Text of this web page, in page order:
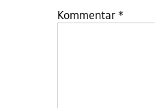
Kommentar *